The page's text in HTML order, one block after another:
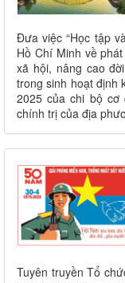
Đưa việc “Học tập
Hồ Chí Minh về
xã hội, nâng cao
trong sinh hoạt định
2025 của chi bộ cơ
chính trị của địa
Tuyên truyền Tổ